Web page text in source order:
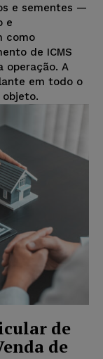
e sementes —
e
como
de ICMS
operação. A
em todo o
objeto.
de
de